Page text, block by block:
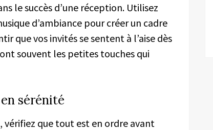
le succès d’une réception. Utilisez
d’ambiance pour créer un cadre
que vos invités se sentent à l’aise dès
souvent les petites touches qui
sérénité
que tout est en ordre avant